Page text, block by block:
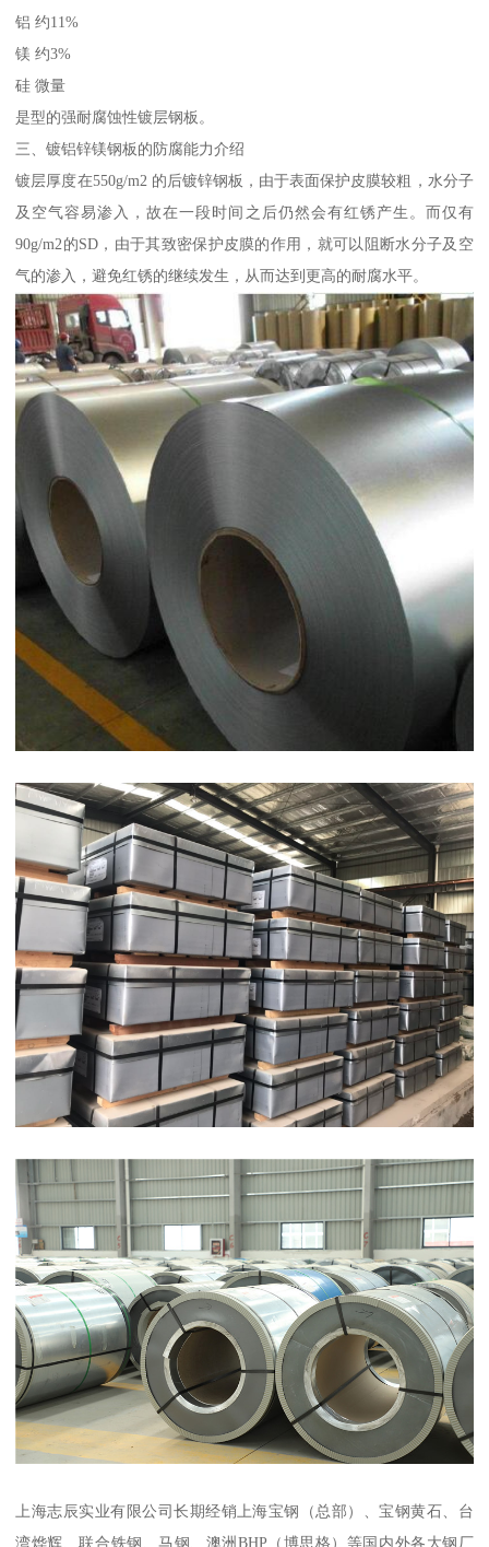
铝 约11%
镁 约3%
硅 微量
是型的强耐腐蚀性镀层钢板。
三、镀铝锌镁钢板的防腐能力介绍
镀层厚度在550g/m2 的后镀锌钢板，由于表面保护皮膜较粗，水分子
及空气容易渗入，故在一段时间之后仍然会有红锈产生。而仅有
90g/m2的SD，由于其致密保护皮膜的作用，就可以阻断水分子及空
气的渗入，避免红锈的继续发生，从而达到更高的耐腐水平。
上海志辰实业有限公司长期经销上海宝钢（总部）、宝钢黄石、台
湾烨辉、联合铁钢、马钢、澳洲BHP（博思格）等国内外各大钢厂